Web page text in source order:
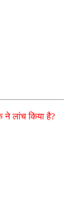
ने लांच किया है?